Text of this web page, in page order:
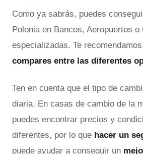
Como ya sabrás, puedes
Polonia en Bancos, Aeropuertos
especializadas. Te
compares entre las diferentes
Ten en cuenta que el tipo de
diaria. En casas de cambio de la
puedes encontrar precios y
diferentes, por lo que hacer un
puede ayudar a conseguir un